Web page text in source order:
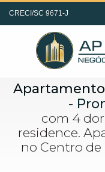
CRECI/SC 9671-J
-
com 4
residence.
no Centro de